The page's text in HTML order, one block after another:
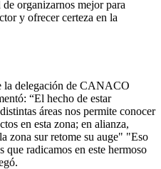
organizarnos mejor para
y ofrecer certeza en la
la delegación de CANACO
“El hecho de estar
áreas nos permite conocer
en esta zona; en alianza,
zona sur retome su auge" "Eso
que radicamos en este hermoso